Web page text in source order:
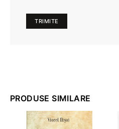
PRODUSE SIMILARE